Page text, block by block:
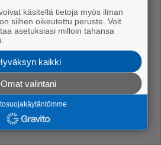
käsitellä tietoja myös ilman
siihen oikeutettu peruste. Voit
asetuksiasi milloin tahansa
kaikki
Omat valintani